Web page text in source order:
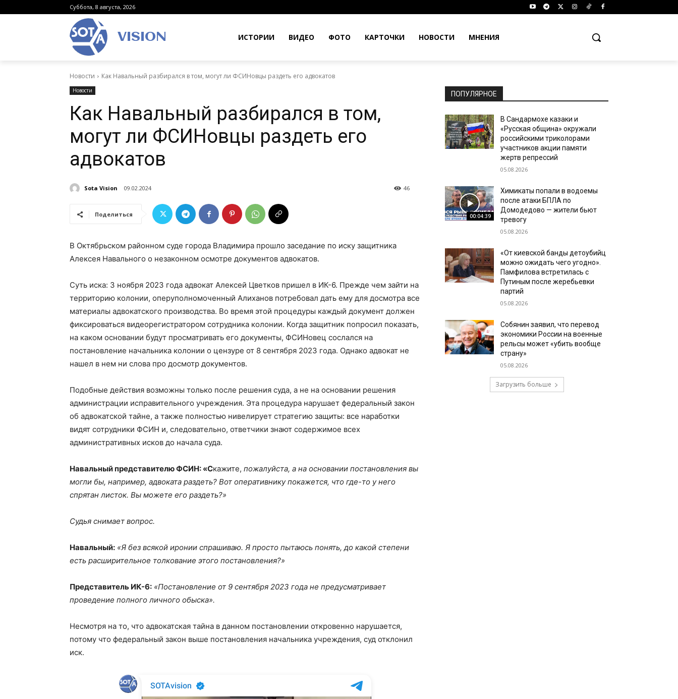
Суббота, 8 августа, 2026
VISION ИСТОРИИ ВИДЕО ФОТО КАРТОЧКИ НОВОСТИ МНЕНИЯ
Новости Как Навальный разбирался в том, могут ли ФСИНовцы раздеть его адвокатов
Новости
Как Навальный разбирался в том,
могут ли ФСИНовцы раздеть его
адвокатов
Sota Vision 09.02.2024 46
Поделиться
В Октябрьском районном суде города Владимира прошло заседание по иску защитника
Алексея Навального о незаконном осмотре документов адвокатов.
Суть иска: 3 ноября 2023 года адвокат Алексей Цветков пришел в ИК-6. Прежде чем зайти на
территорию колонии, оперуполномоченный Алиханов потребовал дать ему для досмотра все
материалы адвокатского производства. Во время этой процедуры каждый документ должен
фиксироваться видеорегистратором сотрудника колонии. Когда защитник попросил показать,
на каком основании будут просматривать его документы, ФСИНовец сослался на
постановление начальника колонии о цензуре от 8 сентября 2023 года. Однако адвокат не
нашел в нем ни слова про досмотр документов.
Подобные действия возможны только после решения суда, а не на основании решения
администрации исправительного учреждения. Эта процедура нарушает федеральный закон
об адвокатской тайне, а также полностью нивелирует стратегию защиты: все наработки
видят сотрудники ФСИН и, следовательно, ответчики знают содержимое всех
административных исков до начала суда.
Навальный представителю ФСИН: «Скажите, пожалуйста, а на основании постановления вы
могли бы, например, адвоката раздеть? Вот оперативнику покажется, что где-то у него
спрятан листок. Вы можете его раздеть?»
Судья снимает вопрос.
Навальный: «Я без всякой иронии спрашиваю. Я просто пытаюсь понять, до какой степени
есть расширительное толкование этого постановления?»
Представитель ИК-6: «Постановление от 9 сентября 2023 года не предусматривает
проведение полного личного обыска».
Несмотря на то, что адвокатская тайна в данном постановлении откровенно нарушается,
потому что федеральный закон выше постановления начальника учреждения, суд отклонил
иск.
ПОПУЛЯРНОЕ
В Сандармохе казаки и
«Русская община» окружали
российскими триколорами
участников акции памяти
жертв репрессий
05.08.2026
00:04:39
Химикаты попали в водоемы
после атаки БПЛА по
Домодедово — жители бьют
тревогу
05.08.2026
«От киевской банды детоубийц
можно ожидать чего угодно».
Памфилова встретилась с
Путиным после жеребьевки
партий
05.08.2026
Собянин заявил, что перевод
экономики России на военные
рельсы может «убить вообще
страну»
05.08.2026
Загрузить больше